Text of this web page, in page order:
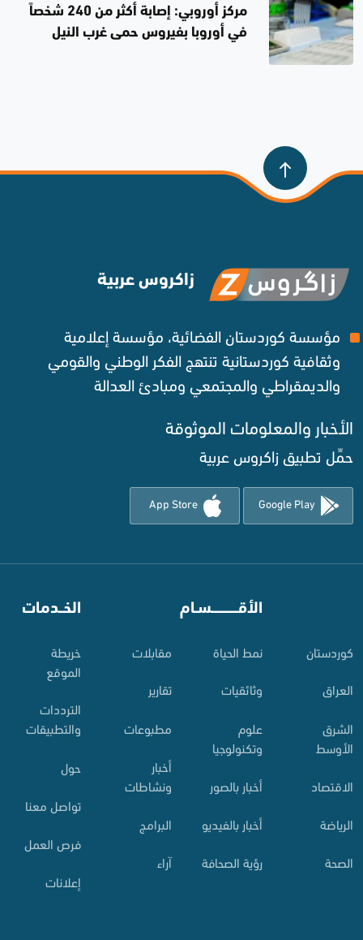
مركز أوروبي: إصابة أكثر من 240 شخصاً
في أوروبا بفيروس حمى غرب النيل
زاكروس عربية
مؤسسة كوردستان الفضائية، مؤسسة إعلامية
وثقافية كوردستانية تنتهج الفكر الوطني والقومي
والديمقراطي والمجتمعي ومبادئ العدالة ‌
الأخبار والمعلومات الموثوقة‌
حمِّل تطبيق زاكروس عربية
Google Play
App Store
کوردستان
العراق
الشرق
الأوسط
الاقتصاد
الرياضة
الصحة
الأقـــــــــــسـام
نمط الحياة
وثائقيات
علوم
وتكنولوجيا
أخبار بالصور
أخبار بالفيديو
رؤية الصحافة
مقابلات
تقارير
مطبوعات
أخبار
ونشاطات
البرامج
آراء
الخــدمات
خريطة
الموقع
الترددات
والتطبيقات
حول
تواصل معنا
فرص العمل
إعلانات